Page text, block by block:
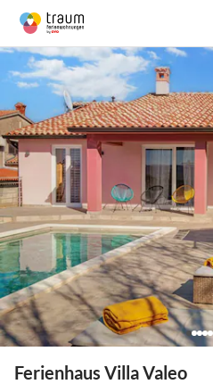
Ferienhaus Villa Valeo